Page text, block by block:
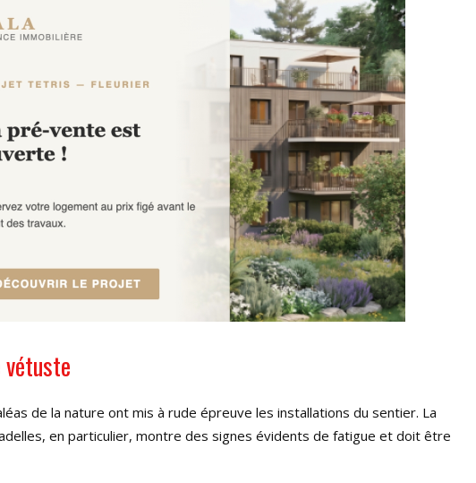
vétuste
de la nature ont mis à rude épreuve les installations du sentier. La
en particulier, montre des signes évidents de fatigue et doit être